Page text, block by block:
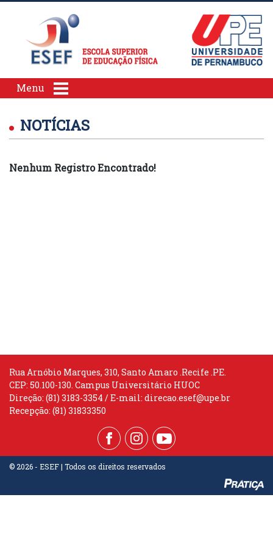
Menu
NOTÍCIAS
Nenhum Registro Encontrado!
Rua Arnóbio Marques, 310, Santo Amaro .Recife .PE.
CEP: 50.100-130. Campus Universitário HUOC
Direção: (81) 3183-3354 / E-mail: direcao.esef@upe.br
Recepção: (81) 31833350
© 2026 - ESEF | Todos os direitos reservados